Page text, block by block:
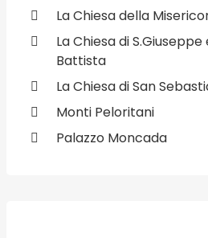
La Chiesa della
La Chiesa di S.Giuseppe
Battista
La Chiesa di San
Monti Peloritani
Palazzo Moncada